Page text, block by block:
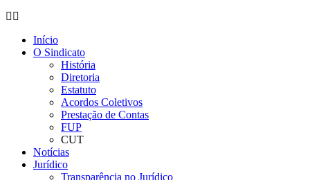
Início
O Sindicato
História
Diretoria
Estatuto
Acordos Coletivos
Prestação de Contas
FUP
CUT
Notícias
Jurídico
Transparência no Jurídico